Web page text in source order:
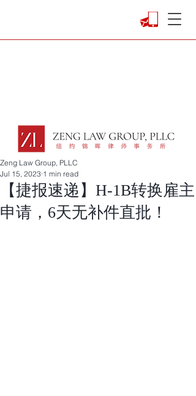
【捷报速递】H-1B转换雇主
申请，6天无补件直批！
Zeng Law Group, PLLC
Jul 15, 2023 1 min read